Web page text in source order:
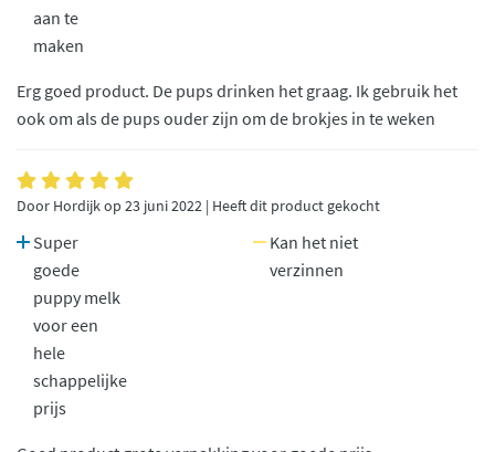
aan te
maken
Erg goed product. De pups drinken het graag. Ik gebruik het
ook om als de pups ouder zijn om de brokjes in te weken
Door Hordijk op 23 juni 2022 | Heeft dit product gekocht
Super
goede
puppy melk
voor een
hele
schappelijke
prijs
Kan het niet
verzinnen